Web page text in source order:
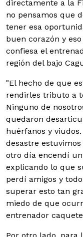
directamente a la
no pensamos que
tener esa
buen corazón y
confiesa el
región del bajo
"El hecho de que
rendirles tributo a
Ninguno de
quedaron
huérfanos y
desastre
otro día encendí
explicando lo que
perdí amigos y
superar esto tan
miedo de que
entrenador
Por otro lado, para